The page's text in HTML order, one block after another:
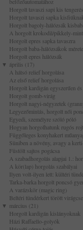
Horgolt tavaszi sapi kis
Horgolt tavaszi sapka
Horgolt bagoly-hálózsák
A horgolt krokodil/pikkely-
Horgolt epres sapka tavaszra
Horgolt baba-hálózsákok
Horgolt epres hálózsák
▼ április (17)
A hátsó relief horgolása
Az első relief horgolása
Horgolt kardigán egyszerűen
Horgolt gomb-virág
Horgolt nagyi-négyzetek
Legyezőmintás, horgolt női
Egyedi, személyre szóló póló
Hogyan horgolhatunk rugós
Függőleges konyhakert
Süniben a növény, avagy a
Füstölt sajtos pogácsa
A szabadhorgolás alapjai 1.:
A kör(lap) horgolás szabályai
Ilyen volt-ilyen lett: kültéri
Tarka-barka horgolt poncsó
A varázskör (magic ring)
Beltéri tündérkert törött
▼ március (21)
Horgolt kardigán kislányoknak
Házi Raffaello-golyók